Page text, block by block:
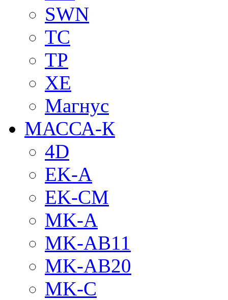
SWN
TC
TP
XE
Магнус
МАССА-К
4D
EK-A
EK-CM
MK-A
MK-AB11
MK-AB20
MK-C